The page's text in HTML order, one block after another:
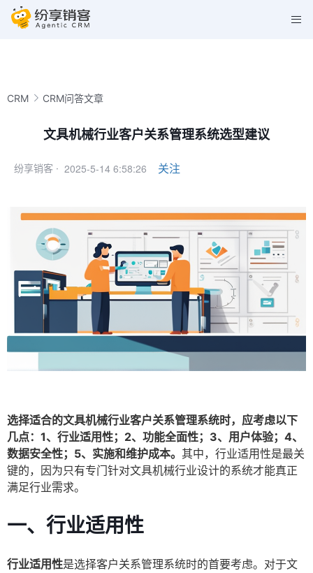
CRM CRM问答文章
文具机械行业客户关系管理系统选型建议
纷享销客 · 2025-5-14 6:58:26 关注
选择适合的文具机械行业客户关系管理系统时，应考虑以下
几点：1、行业适用性；2、功能全面性；3、用户体验；4、
数据安全性；5、实施和维护成本。 其中，行业适用性是最关
键的，因为只有专门针对文具机械行业设计的系统才能真正
满足行业需求。
一、行业适用性
行业适用性是选择客户关系管理系统时的首要考虑。对于文